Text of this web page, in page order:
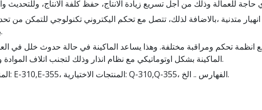
متدنية ،بالاضافة لذلك، تتصل مع تحكم اليكتروني تكنولوجي للتمكن من
بشكل دقيق جدا.
انظمة تحكم ومراقبة مختلفة. وهذا يساعد الماكينة في حالة حدوث خلل في
الماكينة بشكل اوتوماتيكي مع نظام انذار وذلك لتجنب اتلاف الموادة ولحماية الماكينة.
المنتجات الاساسية: E-310,E-355، المنتجات الاختيارية: Q-310,Q-355، الفهارس .. الخ.